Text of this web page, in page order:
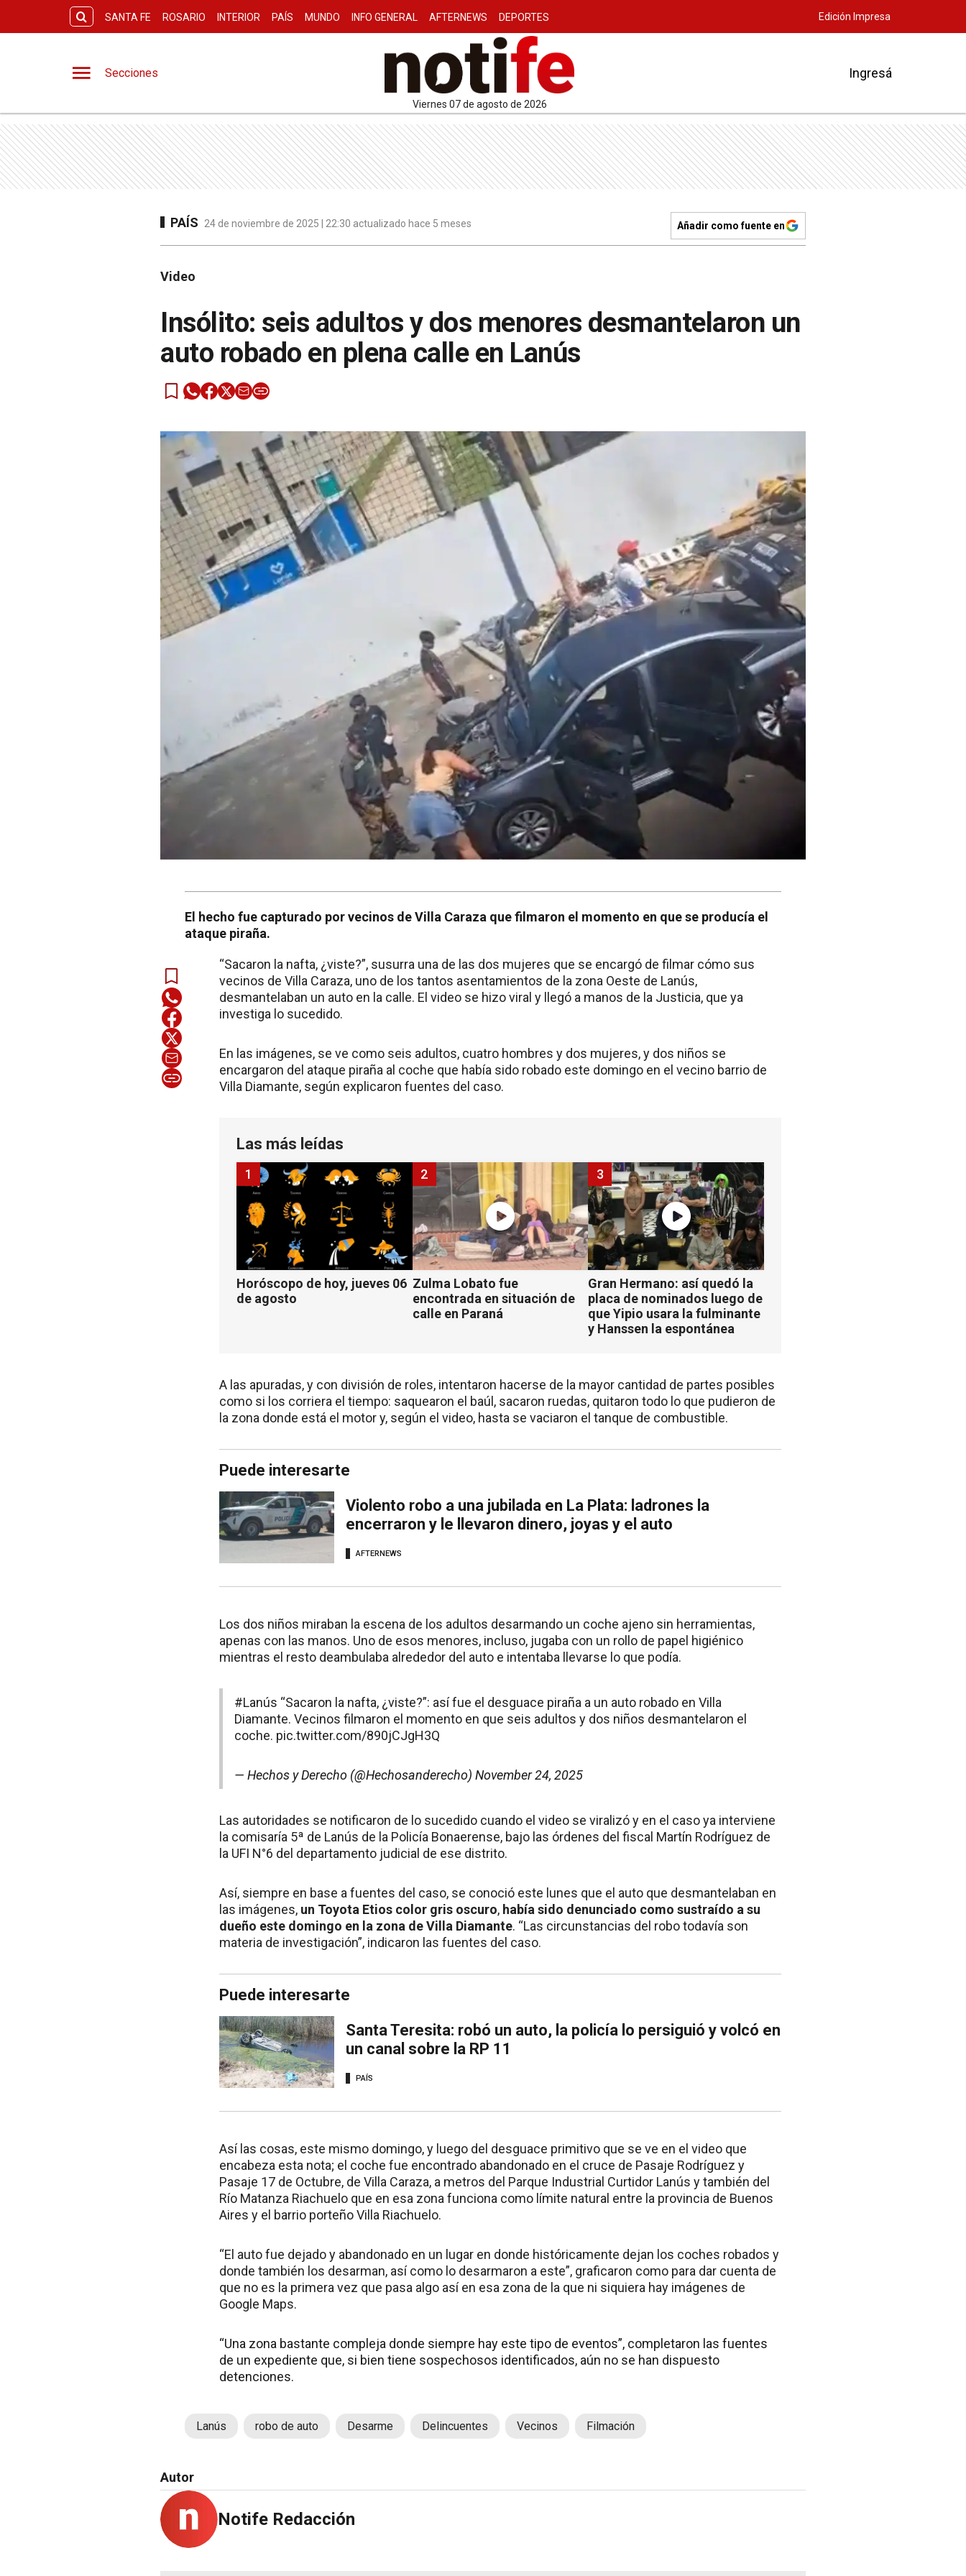
SANTA FE ROSARIO INTERIOR PAÍS MUNDO INFO GENERAL AFTERNEWS DEPORTES Edición Impresa
Secciones
viernes 07 de agosto de 2026
Ingresá
PAÍS 24 de noviembre de 2025 | 22:30 actualizado hace 5 meses Añadir como fuente en
Video
Insólito: seis adultos y dos menores desmantelaron un
auto robado en plena calle en Lanús
El hecho fue capturado por vecinos de Villa Caraza que filmaron el momento en que se producía el
ataque piraña.
“Sacaron la nafta, ¿viste?”, susurra una de las dos mujeres que se encargó de filmar cómo sus
vecinos de Villa Caraza, uno de los tantos asentamientos de la zona Oeste de Lanús,
desmantelaban un auto en la calle. El video se hizo viral y llegó a manos de la Justicia, que ya
investiga lo sucedido.
En las imágenes, se ve como seis adultos, cuatro hombres y dos mujeres, y dos niños se
encargaron del ataque piraña al coche que había sido robado este domingo en el vecino barrio de
Villa Diamante, según explicaron fuentes del caso.
Las más leídas
Horóscopo de hoy, jueves 06
de agosto
1
Zulma Lobato fue
encontrada en situación de
calle en Paraná
2
Gran Hermano: así quedó la
placa de nominados luego de
que Yipio usara la fulminante
y Hanssen la espontánea
3
A las apuradas, y con división de roles, intentaron hacerse de la mayor cantidad de partes posibles
como si los corriera el tiempo: saquearon el baúl, sacaron ruedas, quitaron todo lo que pudieron de
la zona donde está el motor y, según el video, hasta se vaciaron el tanque de combustible.
Puede interesarte
Violento robo a una jubilada en La Plata: ladrones la
encerraron y le llevaron dinero, joyas y el auto
AFTERNEWS
Los dos niños miraban la escena de los adultos desarmando un coche ajeno sin herramientas,
apenas con las manos. Uno de esos menores, incluso, jugaba con un rollo de papel higiénico
mientras el resto deambulaba alrededor del auto e intentaba llevarse lo que podía.
#Lanús “Sacaron la nafta, ¿viste?”: así fue el desguace piraña a un auto robado en Villa
Diamante. Vecinos filmaron el momento en que seis adultos y dos niños desmantelaron el
coche. pic.twitter.com/890jCJgH3Q
— Hechos y Derecho (@Hechosanderecho) November 24, 2025
Las autoridades se notificaron de lo sucedido cuando el video se viralizó y en el caso ya interviene
la comisaría 5ª de Lanús de la Policía Bonaerense, bajo las órdenes del fiscal Martín Rodríguez de
la UFI N°6 del departamento judicial de ese distrito.
Así, siempre en base a fuentes del caso, se conoció este lunes que el auto que desmantelaban en
las imágenes, un Toyota Etios color gris oscuro, había sido denunciado como sustraído a su
dueño este domingo en la zona de Villa Diamante. “Las circunstancias del robo todavía son
materia de investigación”, indicaron las fuentes del caso.
Puede interesarte
Santa Teresita: robó un auto, la policía lo persiguió y volcó en
un canal sobre la RP 11
PAÍS
Así las cosas, este mismo domingo, y luego del desguace primitivo que se ve en el video que
encabeza esta nota; el coche fue encontrado abandonado en el cruce de Pasaje Rodríguez y
Pasaje 17 de Octubre, de Villa Caraza, a metros del Parque Industrial Curtidor Lanús y también del
Río Matanza Riachuelo que en esa zona funciona como límite natural entre la provincia de Buenos
Aires y el barrio porteño Villa Riachuelo.
“El auto fue dejado y abandonado en un lugar en donde históricamente dejan los coches robados y
donde también los desarman, así como lo desarmaron a este”, graficaron como para dar cuenta de
que no es la primera vez que pasa algo así en esa zona de la que ni siquiera hay imágenes de
Google Maps.
“Una zona bastante compleja donde siempre hay este tipo de eventos”, completaron las fuentes
de un expediente que, si bien tiene sospechosos identificados, aún no se han dispuesto
detenciones.
Lanús robo de auto Desarme Delincuentes Vecinos Filmación
Autor
Notife Redacción